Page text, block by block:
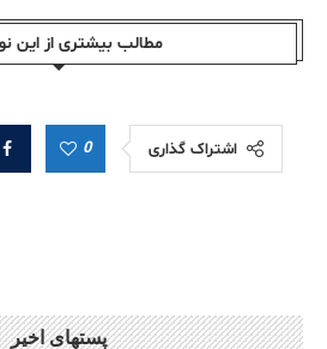
مطالب بیشتری از این
اشتراک گذاری 0
پستهای اخیر